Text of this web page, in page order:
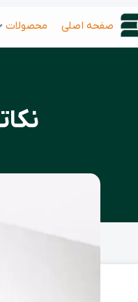
صفحه اصلی محصولات